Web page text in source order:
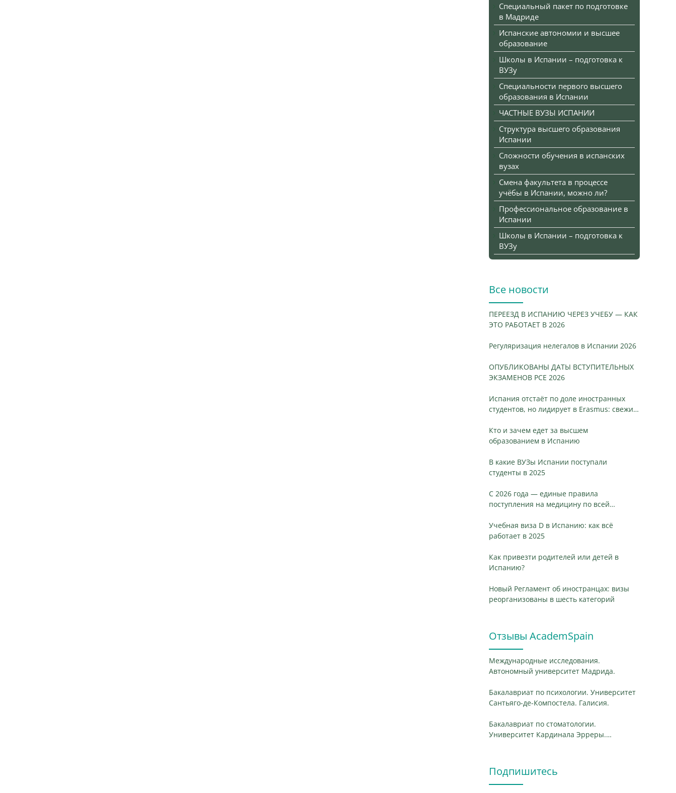
Специальный пакет по подготовке
в Мадриде
Испанские автономии и высшее
образование
Школы в Испании – подготовка к
ВУЗу
Специальности первого высшего
образования в Испании
ЧАСТНЫЕ ВУЗЫ ИСПАНИИ
Структура высшего образования
Испании
Сложности обучения в испанских
вузах
Смена факультета в процессе
учёбы в Испании, можно ли?
Профессиональное образование в
Испании
Школы в Испании – подготовка к
ВУЗу
Все новости
ПЕРЕЕЗД В ИСПАНИЮ ЧЕРЕЗ УЧЕБУ — КАК
ЭТО РАБОТАЕТ В 2026
Регуляризация нелегалов в Испании 2026
ОПУБЛИКОВАНЫ ДАТЫ ВСТУПИТЕЛЬНЫХ
ЭКЗАМЕНОВ PCE 2026
Испания отстаёт по доле иностранных
студентов, но лидирует в Erasmus: свежие
Кто и зачем едет за высшем
образованием в Испанию
В какие ВУЗы Испании поступали
студенты в 2025
С 2026 года — единые правила
поступления на медицину по всей
Учебная виза D в Испанию: как всё
работает в 2025
Как привезти родителей или детей в
Испанию?
Новый Регламент об иностранцах: визы
реорганизованы в шесть категорий
Отзывы AcademSpain
Международные исследования.
Автономный университет Мадрида.
Бакалавриат по психологии. Университет
Сантьяго-де-Компостела. Галисия.
Бакалавриат по стоматологии.
Университет Кардинала Эрреры.
Подпишитесь